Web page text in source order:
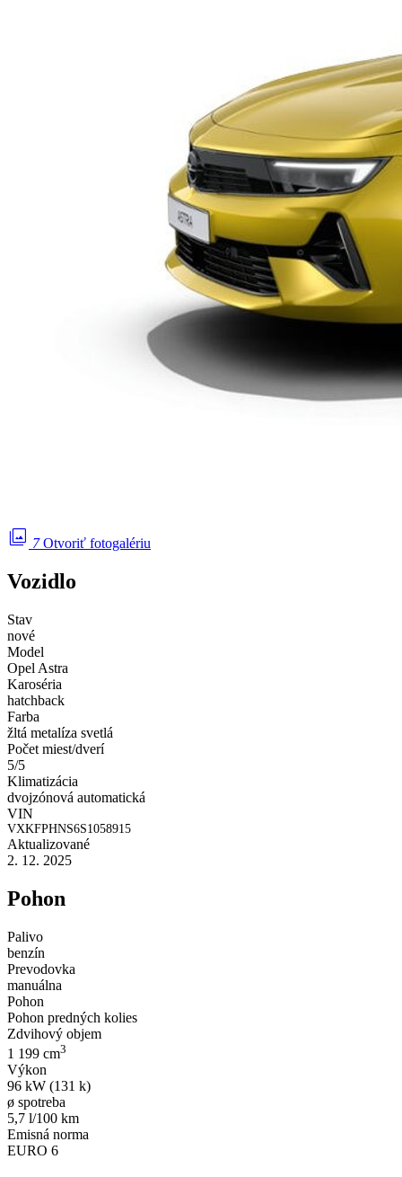
photo_library 7 Otvoriť fotogalériu
Vozidlo
Stav
nové
Model
Opel Astra
Karoséria
hatchback
Farba
žltá metalíza svetlá
Počet miest/dverí
5/5
Klimatizácia
dvojzónová automatická
VIN
VXKFPHNS6S1058915
Aktualizované
2. 12. 2025
Pohon
Palivo
benzín
Prevodovka
manuálna
Pohon
Pohon predných kolies
Zdvihový objem
1 199 cm3
Výkon
96 kW (131 k)
ø spotreba
5,7 l/100 km
Emisná norma
EURO 6